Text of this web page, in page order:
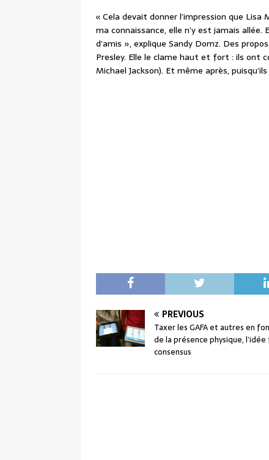
« Cela devait donner l’impression que
ma connaissance, elle n’y est jamais
d’amis », explique Sandy Domz. Des
Presley. Elle le clame haut et fort : ils ont
Michael Jackson). Et même après,
PREVIOUS
Taxer les GAFA et autres en
de la présence physique,
consensus